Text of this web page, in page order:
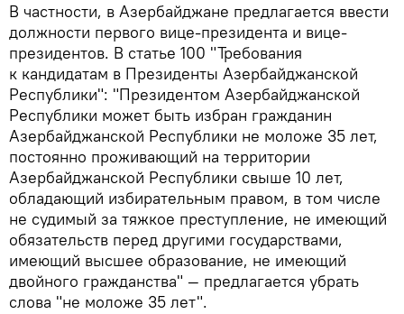
В частности, в Азербайджане предлагается ввести
должности первого вице-президента и вице-
президентов. В статье 100 "Требования
к кандидатам в Президенты Азербайджанской
Республики": "Президентом Азербайджанской
Республики может быть избран гражданин
Азербайджанской Республики не моложе 35 лет,
постоянно проживающий на территории
Азербайджанской Республики свыше 10 лет,
обладающий избирательным правом, в том числе
не судимый за тяжкое преступление, не имеющий
обязательств перед другими государствами,
имеющий высшее образование, не имеющий
двойного гражданства" — предлагается убрать
слова "не моложе 35 лет".